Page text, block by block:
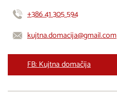
+386 41 305 594
kujtna.domacija@gmail.com
FB: Kujtna domačija